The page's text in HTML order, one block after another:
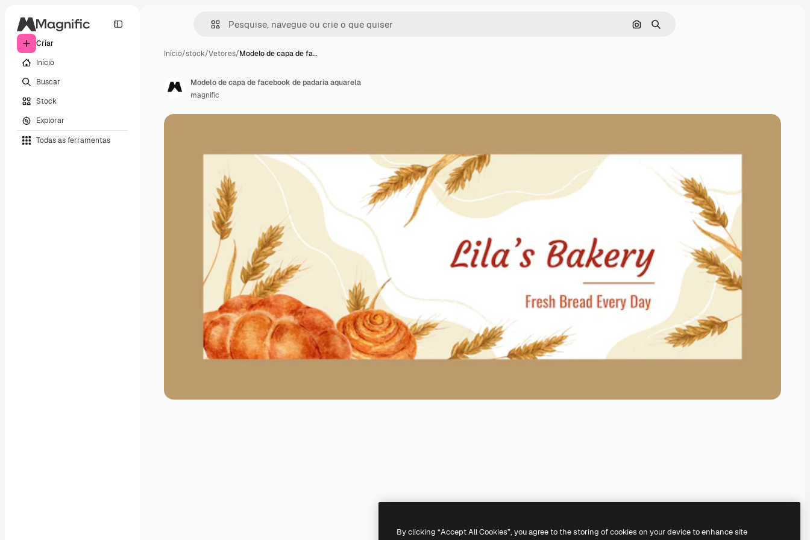
Criar
Início
Buscar
Stock
Explorar
Todas as ferramentas
Pesquisar por imagem
Buscar
Início/stock/Vetores/Modelo de capa de fa…
Modelo de capa de facebook de padaria aquarela
magnific
By clicking “Accept All Cookies”, you agree to the storing of cookies on your device to enhance site